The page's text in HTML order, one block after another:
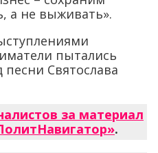
а не выживать».
пытались
песни Святослава
за материал
.